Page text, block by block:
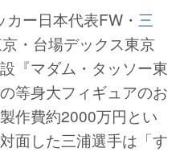
ー日本代表FW・ 三
・台場デックス東京
『マダム・タッソー東
等身大フィギュアのお
作費約2000万円とい
面した三浦選手は「す